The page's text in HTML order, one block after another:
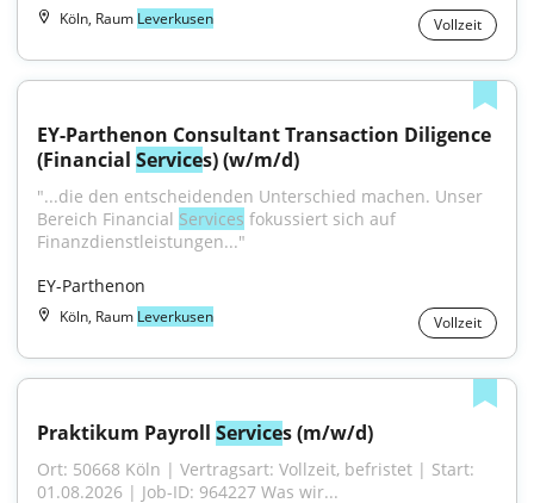
Köln, Raum Leverkusen Vollzeit
EY-Parthenon Consultant Transaction Diligence
(Financial Services) (w/m/d)
"...die den entscheidenden Unterschied machen. Unser
Bereich Financial Services fokussiert sich auf
Finanzdienstleistungen..."
EY-Parthenon
Köln, Raum Leverkusen Vollzeit
Praktikum Payroll Services (m/w/d)
Ort: 50668 Köln | Vertragsart: Vollzeit, befristet | Start:
01.08.2026 | Job-ID: 964227 Was wir...